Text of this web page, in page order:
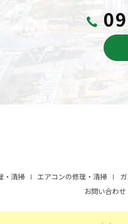
・清掃 エアコンの修理・清掃
お問い合わせ